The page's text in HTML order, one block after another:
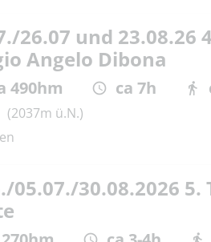
26.07 und 23.08.26
Angelo Dibona
490hm ca 7h
(2037m ü.N.)
05.07./30.08.2026 5.